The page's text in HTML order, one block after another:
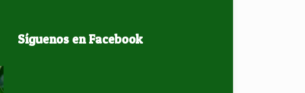
Síguenos en Facebook